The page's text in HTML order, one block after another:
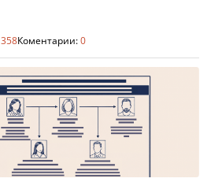
358Коментарии:0